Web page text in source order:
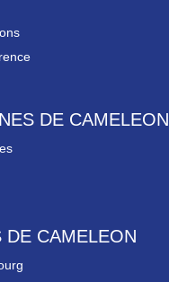
DE CAMELEON
DE CAMELEON